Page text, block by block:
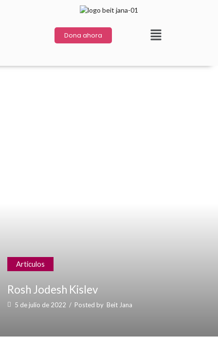
Dona ahora
Articulos
Rosh Jodesh Kislev
5 de julio de 2022 / Posted by Beit Jana